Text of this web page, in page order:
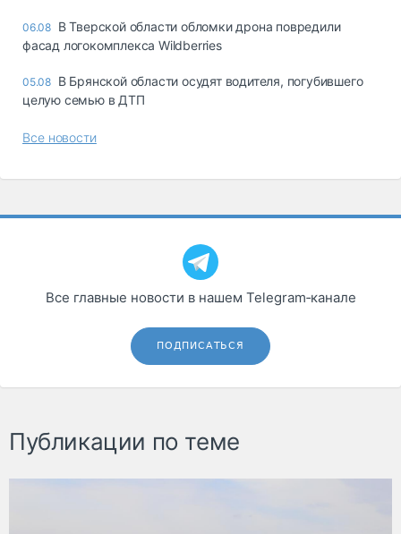
06.08 В Тверской области обломки дрона повредили
фасад логокомплекса Wildberries
05.08 В Брянской области осудят водителя, погубившего
целую семью в ДТП
Все новости
Все главные новости в нашем Telegram‑канале
ПОДПИСАТЬСЯ
Публикации по теме